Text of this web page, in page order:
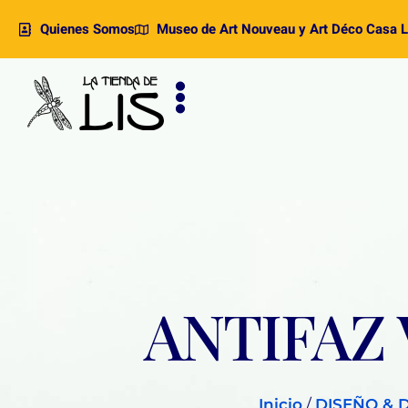
Quienes Somos Museo de Art Nouveau y Art Déco Casa
ANTIFAZ
Inicio/ DISEÑO &